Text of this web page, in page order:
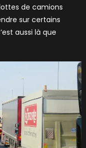
de camions
sur certains
aussi là que